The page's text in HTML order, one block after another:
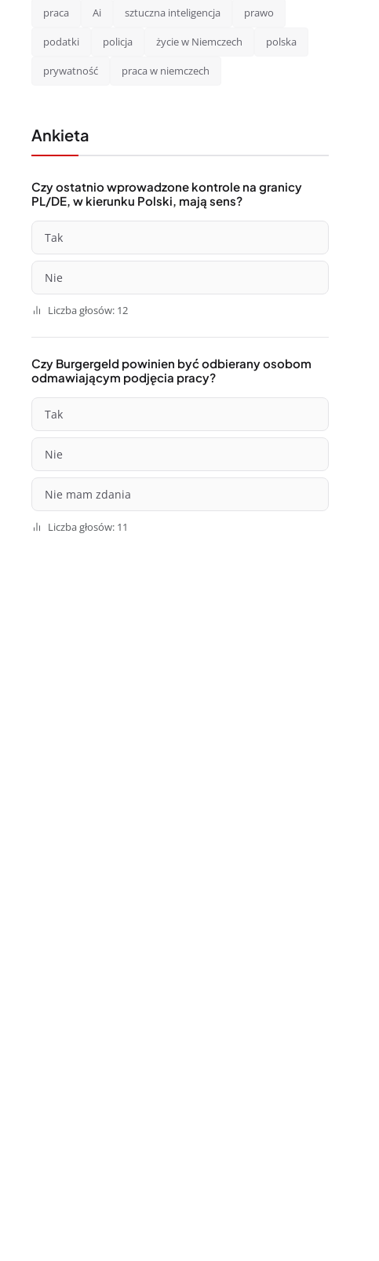
praca Ai sztuczna inteligencja prawo
podatki policja życie w Niemczech polska
prywatność praca w niemczech
Ankieta
Czy ostatnio wprowadzone kontrole na granicy
PL/DE, w kierunku Polski, mają sens?
Tak
Nie
Liczba głosów: 12
Czy Burgergeld powinien być odbierany osobom
odmawiającym podjęcia pracy?
Tak
Nie
Nie mam zdania
Liczba głosów: 11